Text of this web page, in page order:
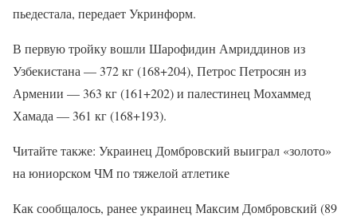
пьедестала, передает Укринформ.
В первую тройку вошли Шарофидин Амриддинов из
Узбекистана — 372 кг (168+204), Петрос Петросян из
Армении — 363 кг (161+202) и палестинец Мохаммед
Хамада — 361 кг (168+193).
Читайте также: Украинец Домбровский выиграл «золото»
на юниорском ЧМ по тяжелой атлетике
Как сообщалось, ранее украинец Максим Домбровский (89